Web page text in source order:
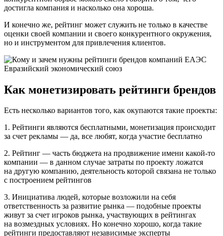
достигла компания и насколько она хороша.
И конечно же, рейтинг может служить не только в качестве
оценки своей компании и своего конкурентного окружения,
но и инструментом для привлечения клиентов.
Как монетизировать рейтинги брендов
Есть несколько вариантов того, как окупаются такие проекты:
1. Рейтинги являются бесплатными, монетизация происходит
за счет рекламы — да, все любят, когда участие бесплатно
2. Рейтинг — часть бюджета на продвижение имени какой-то
компании — в данном случае затраты по проекту ложатся
на другую компанию, деятельность которой связана не только
с построением рейтингов
3. Инициатива людей, которые возложили на себя
ответственность за развитие рынка — подобные проекты
живут за счет игроков рынка, участвующих в рейтингах
на возмездных условиях. Но конечно хорошо, когда такие
рейтинги предоставляют независимые эксперты